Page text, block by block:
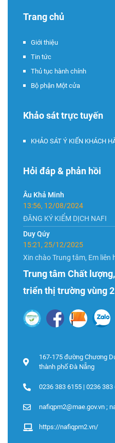
Trang chủ
Giới thiệu
Tin tức
Thủ tục hành chính
Bộ phận Một cửa
Khảo sát trực tuyến
KHẢO SÁT Ý KIẾN KHÁCH
Hỏi đáp & phản hồi
Âu Khả Minh
13:56, 12/08/2024
ĐĂNG KÝ KIỂM DỊCH NAFI
Duy Qúy
15:21, 25/12/2025
Xin chào Trung tâm, Em liên
Trung tâm Chất
triển thị trường vùng 2
167-175 đường Chương
thành phố Đà Nẵng
0236 383 6155 | 0236 383
nafiqpm2@mae.gov.vn ;
https://nafiqpm2.vn/